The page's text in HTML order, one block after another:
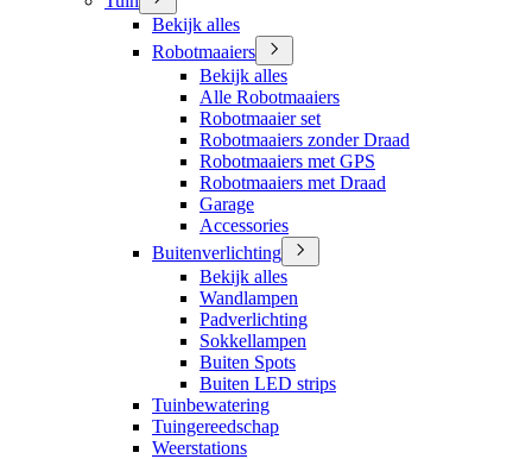
Bekijk alles
Robotmaaiers
Bekijk alles
Alle Robotmaaiers
Robotmaaier set
Robotmaaiers zonder Draad
Robotmaaiers met GPS
Robotmaaiers met Draad
Garage
Accessories
Buitenverlichting
Bekijk alles
Wandlampen
Padverlichting
Sokkellampen
Buiten Spots
Buiten LED strips
Tuinbewatering
Tuingereedschap
Weerstations